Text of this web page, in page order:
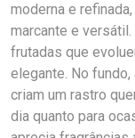
moderna e
marcante e
frutadas que
elegante. No
criam um rastro
dia quanto para